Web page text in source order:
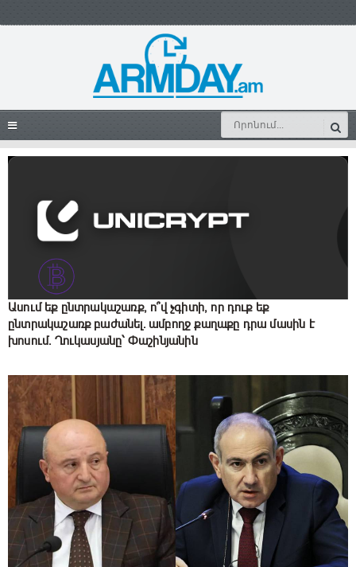
Ասում եք ընտրակաշառք, ո՞վ չգիտի, որ դուք եք
ընտրակաշառք բաժանել․ ամբողջ քաղաքը դրա մասին է
խոսում․ Ղուկասյանը՝ Փաշինյանին